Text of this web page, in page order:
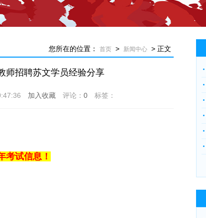
您所在的位置： 首页 > 新闻中心 > 正文
师招聘苏文学员经验分享
加入收藏评论： 0标签：
考试信息！